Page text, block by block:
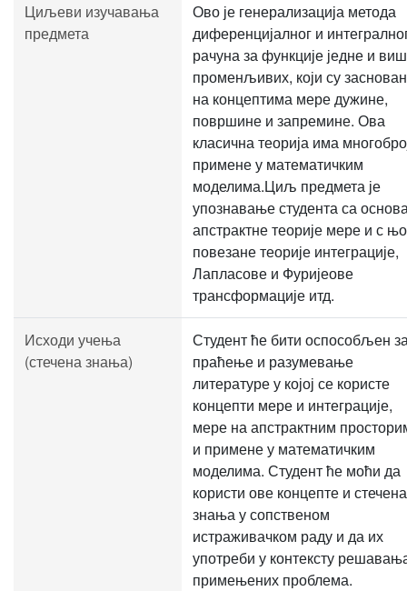
Циљеви изучавања
предмета
Ово је генерализација метода
диференцијалног и
рачуна за функције једне и
променљивих, који су
на концептима мере дужине,
површине и запремине. Ова
класична теорија има
примене у математичким
моделима.Циљ предмета је
упознавање студента са
апстрактне теорије мере и с
повезане теорије интеграције,
Лапласове и Фуријеове
трансформације итд.
Исходи учења
(стечена знања)
Студент ће бити оспособљен
праћење и разумевање
литературе у којој се користе
концепти мере и интеграције,
мере на апстрактним
и примене у математичким
моделима. Студент ће моћи да
користи ове концепте и стечена
знања у сопственом
истраживачком раду и да их
употреби у контексту
примењених проблема.